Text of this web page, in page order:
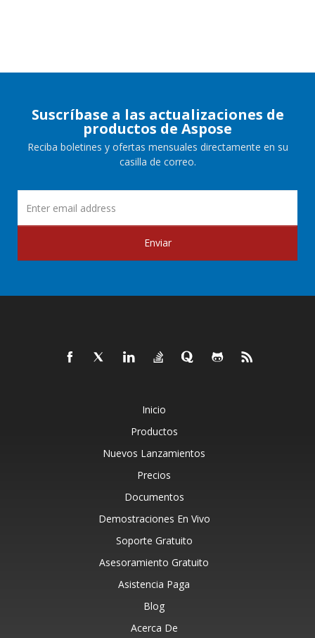
Suscríbase a las actualizaciones de
productos de Aspose
Reciba boletines y ofertas mensuales directamente en su
casilla de correo.
Enviar
Inicio
Productos
Nuevos Lanzamientos
Precios
Documentos
Demostraciones En Vivo
Soporte Gratuito
Asesoramiento Gratuito
Asistencia Paga
Blog
Acerca De